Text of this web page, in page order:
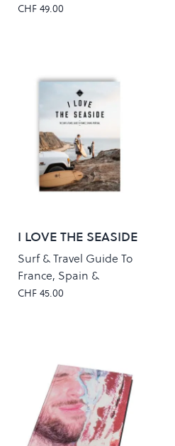
CHF 49.00
I LOVE THE SEASIDE
Surf & Travel Guide To
France, Spain &
Portugal
CHF 45.00